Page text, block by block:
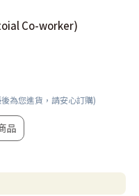
Co-worker)
為您進貨，請安心訂購)
品